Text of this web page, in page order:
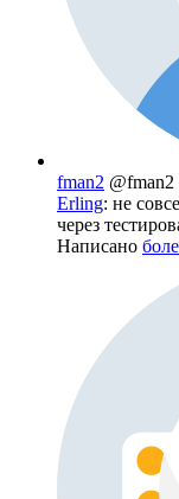
fman2 @fman2
Erling: не
через
Написано